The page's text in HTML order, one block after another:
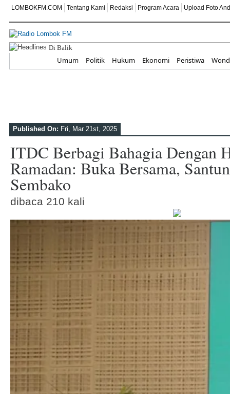
LOMBOKFM.COM Tentang Kami Redaksi Program Acara Upload Foto
Di Balik Ruang Terapi, Ada Komitmen Besar SEK
Umum Politik Hukum Ekonomi Peristiwa
Published On: Fri, Mar 21st, 2025
ITDC Berbagi Bahagia Dengan
Ramadan: Buka Bersama,
Sembako
dibaca 210 kali